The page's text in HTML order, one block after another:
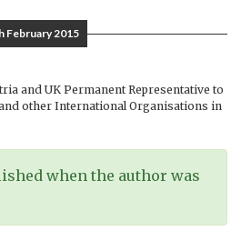
February 2015
and UK Permanent Representative to
other International Organisations in
when the author was